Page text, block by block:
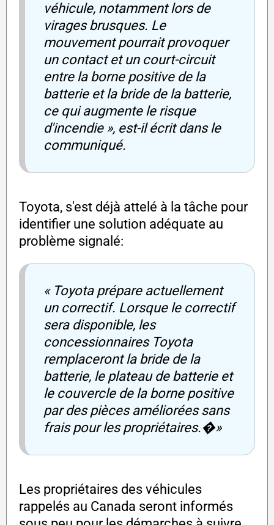
véhicule, notamment lors de
virages brusques. Le
mouvement pourrait provoquer
un contact et un court-circuit
entre la borne positive de la
batterie et la bride de la batterie,
ce qui augmente le risque
d'incendie », est-il écrit dans le
communiqué.
Toyota, s'est déjà attelé à la tâche pour
identifier une solution adéquate au
problème signalé:
« Toyota prépare actuellement
un correctif. Lorsque le correctif
sera disponible, les
concessionnaires Toyota
remplaceront la bride de la
batterie, le plateau de batterie et
le couvercle de la borne positive
par des pièces améliorées sans
frais pour les propriétaires.�»
Les propriétaires des véhicules
rappelés au Canada seront informés